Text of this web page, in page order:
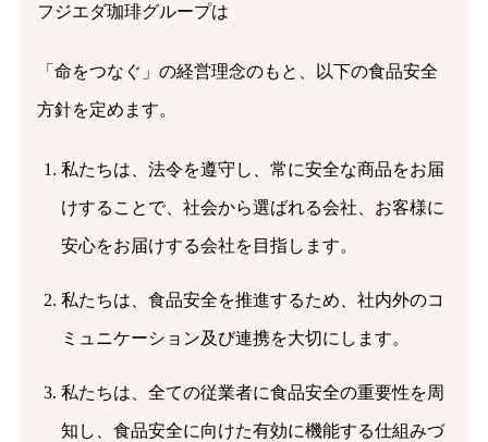
フジエダ珈琲グループは
「命をつなぐ」の経営理念のもと、以下の食品安全
方針を定めます。
私たちは、法令を遵守し、常に安全な商品をお届
けすることで、社会から選ばれる会社、お客様に
安心をお届けする会社を目指します。
私たちは、食品安全を推進するため、社内外のコ
ミュニケーション及び連携を大切にします。
私たちは、全ての従業者に食品安全の重要性を周
知し、食品安全に向けた有効に機能する仕組みづ